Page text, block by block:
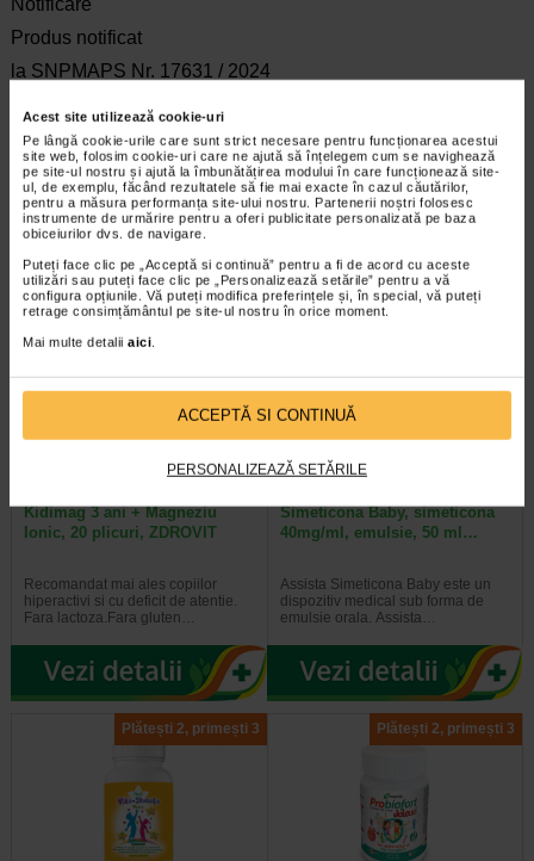
Acest site utilizează cookie-uri
Pe lângă cookie-urile care sunt strict necesare pentru funcționarea acestui
site web, folosim cookie-uri care ne ajută să înțelegem cum se navighează
pe site-ul nostru și ajută la îmbunătățirea modului în care funcționează site-
ul, de exemplu, făcând rezultatele să fie mai exacte în cazul căutărilor,
pentru a măsura performanța site-ului nostru. Partenerii noștri folosesc
instrumente de urmărire pentru a oferi publicitate personalizată pe baza
obiceiurilor dvs. de navigare.
Puteți face clic pe „Acceptă si continuă” pentru a fi de acord cu aceste
utilizări sau puteți face clic pe „Personalizează setările” pentru a vă
configura opțiunile. Vă puteți modifica preferințele și, în special, vă puteți
retrage consimțământul pe site-ul nostru în orice moment.
Mai multe detalii aici.
ACCEPTĂ SI CONTINUĂ
PERSONALIZEAZĂ SETĂRILE
Notificare
Produs notificat
la SNPMAPS Nr. 17631 / 2024
Brand: BLEU PHARMA
*Pentru pret te asteptam in cea mai apropiata farmacie Catena
VEZI PRODUSE DIN ACEEASI CATEGORIE
Kidimag 3 ani + Magneziu
Ionic, 20 plicuri, ZDROVIT
Recomandat mai ales copiilor
hiperactivi si cu deficit de atentie.
Fara lactoza.Fara gluten…
Simeticona Baby, simeticona
40mg/ml, emulsie, 50 ml…
Assista Simeticona Baby este un
dispozitiv medical sub forma de
emulsie orala. Assista…
Plătești 2, primești 3 Plătești 2, primești 3